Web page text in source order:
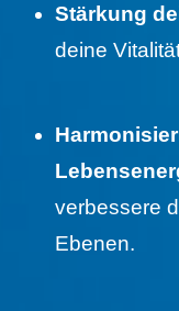
Stärkung
deine
verbessere
Ebenen.